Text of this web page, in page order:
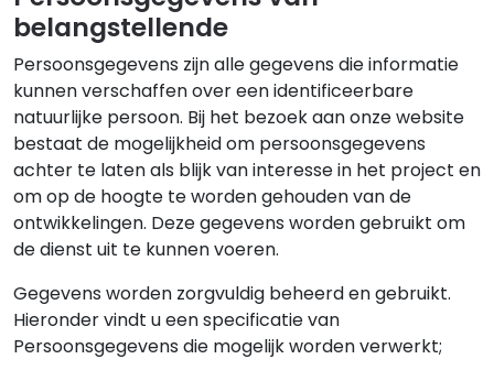
belangstellende
Persoonsgegevens zijn alle gegevens die informatie
kunnen verschaffen over een identificeerbare
natuurlijke persoon. Bij het bezoek aan onze website
bestaat de mogelijkheid om persoonsgegevens
achter te laten als blijk van interesse in het project en
om op de hoogte te worden gehouden van de
ontwikkelingen. Deze gegevens worden gebruikt om
de dienst uit te kunnen voeren.
Gegevens worden zorgvuldig beheerd en gebruikt.
Hieronder vindt u een specificatie van
Persoonsgegevens die mogelijk worden verwerkt;